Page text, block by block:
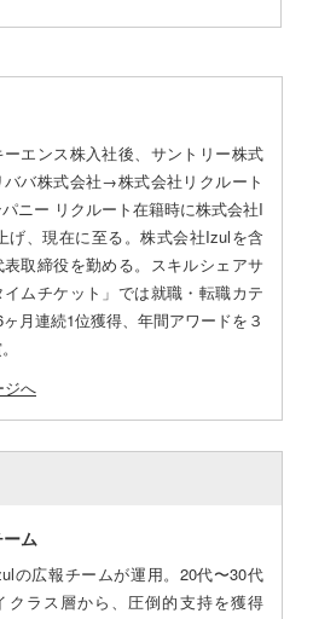
エンス株入社後、サントリー株式
バ株式会社→株式会社リクルート
ニー リクルート在籍時に株式会社I
げ、現在に至る。株式会社Izulを含
取締役を勤める。スキルシェアサ
ムチケット」では就職・転職カテ
月連続1位獲得、年間アワードを３
ジへ
ム
の広報チームが運用。20代〜30代
クラス層から、圧倒的支持を獲得